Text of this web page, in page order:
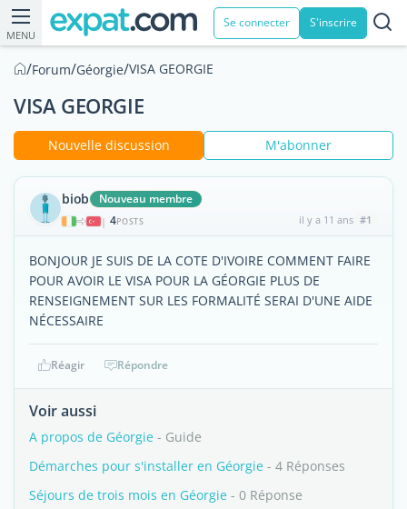
MENU
Se connecter S'inscrire
/Forum/Géorgie/VISA GEORGIE
VISA GEORGIE
Nouvelle discussion M'abonner
biob Nouveau membre
| 4POSTS il y a 11 ans #1
BONJOUR JE SUIS DE LA COTE D'IVOIRE COMMENT FAIRE
POUR AVOIR LE VISA POUR LA GÉORGIE PLUS DE
RENSEIGNEMENT SUR LES FORMALITÉ SERAI D'UNE AIDE
NÉCESSAIRE
Réagir Répondre
Voir aussi
A propos de Géorgie - Guide
Démarches pour s'installer en Géorgie - 4 Réponses
Séjours de trois mois en Géorgie - 0 Réponse